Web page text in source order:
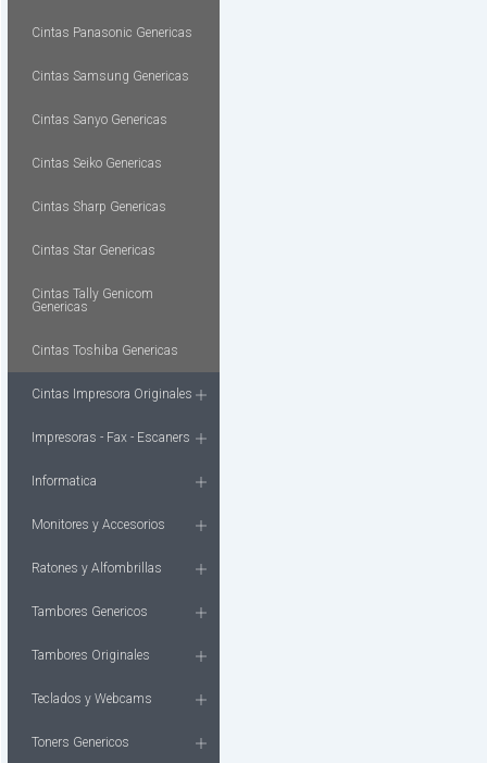
Cintas Panasonic Genericas
Cintas Samsung Genericas
Cintas Sanyo Genericas
Cintas Seiko Genericas
Cintas Sharp Genericas
Cintas Star Genericas
Cintas Tally Genicom
Genericas
Cintas Toshiba Genericas
Cintas Impresora Originales
Impresoras - Fax - Escaners
Informatica
Monitores y Accesorios
Ratones y Alfombrillas
Tambores Genericos
Tambores Originales
Teclados y Webcams
Toners Genericos